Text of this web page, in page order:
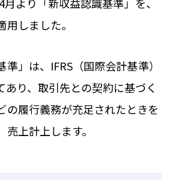
しました。
準」は、IFRS（国際会計基準）
あり、取引先との契約に基づく
の履行義務が充足されたときを
上計上します。